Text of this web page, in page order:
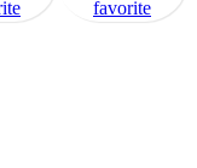
favorite